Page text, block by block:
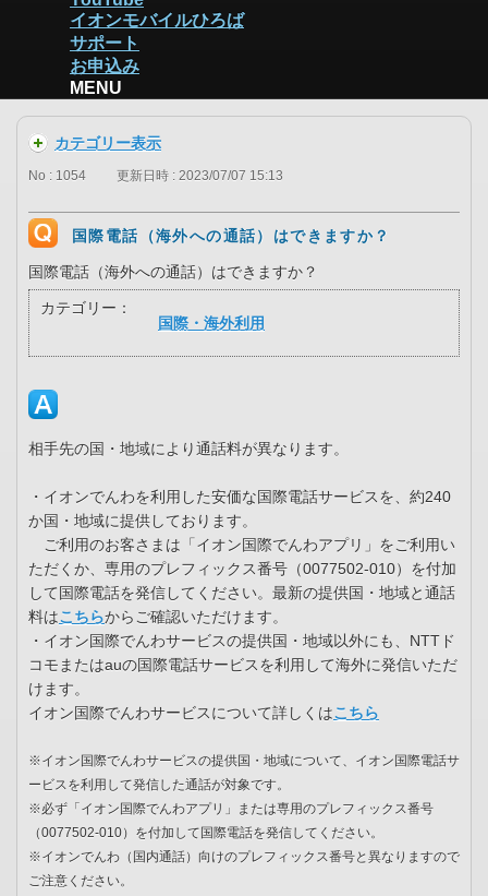
イオンモバイルひろば
サポート
お申込み
MENU
カテゴリー表示
No : 1054 更新日時 : 2023/07/07 15:13
国際電話（海外への通話）はできますか？
国際電話（海外への通話）はできますか？
カテゴリー：
国際・海外利用
相手先の国・地域により通話料が異なります。
・イオンでんわを利用した安価な国際電話サービスを、約240
か国・地域に提供しております。
ご利用のお客さまは「イオン国際でんわアプリ」をご利用い
ただくか、専用のプレフィックス番号（0077502-010）を付加
して国際電話を発信してください。最新の提供国・地域と通話
料はこちらからご確認いただけます。
・イオン国際でんわサービスの提供国・地域以外にも、NTTド
コモまたはauの国際電話サービスを利用して海外に発信いただ
けます。
イオン国際でんわサービスについて詳しくはこちら
※イオン国際でんわサービスの提供国・地域について、イオン国際電話サ
ービスを利用して発信した通話が対象です。
※必ず「イオン国際でんわアプリ」または専用のプレフィックス番号
（0077502-010）を付加して国際電話を発信してください。
※イオンでんわ（国内通話）向けのプレフィックス番号と異なりますので
ご注意ください。